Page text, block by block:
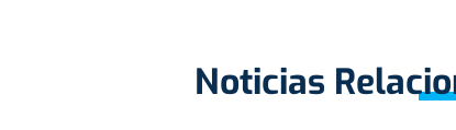
Noticias